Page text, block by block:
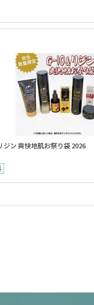
ジン 爽快地肌お祭り袋 2026